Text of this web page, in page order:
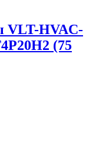
VLT-HVAC-
(75